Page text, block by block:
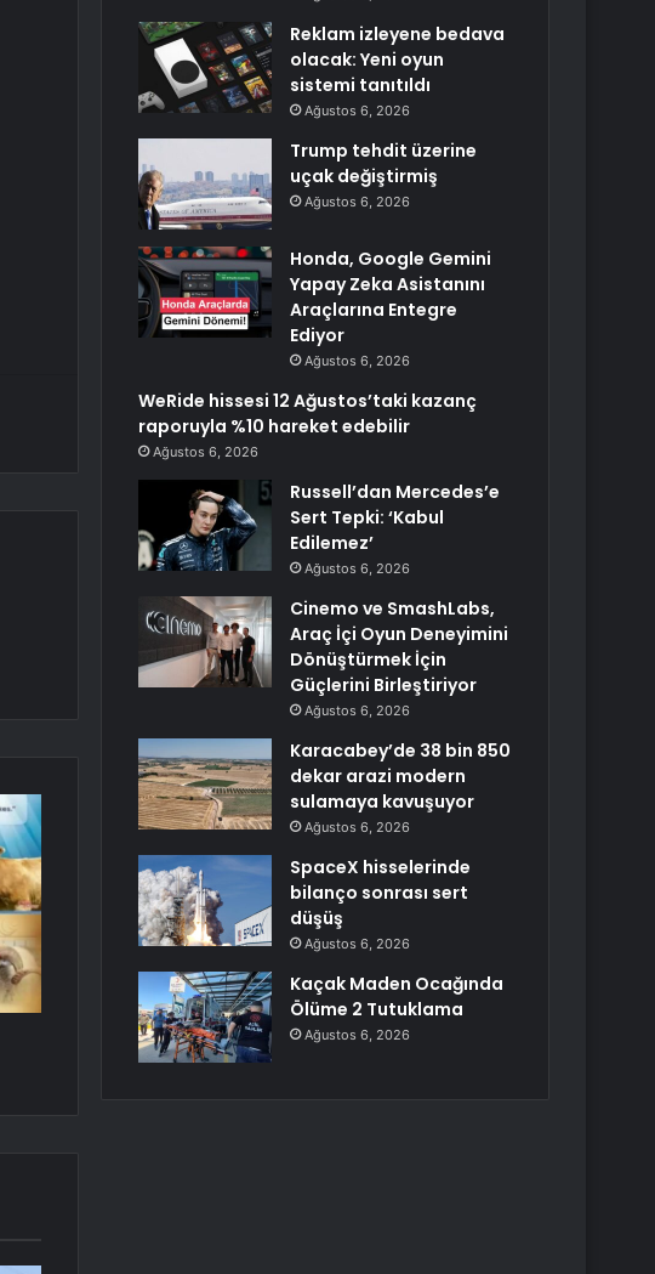
Reklam izleyene bedava
olacak: Yeni oyun
sistemi tanıtıldı
Ağustos 6, 2026
Trump tehdit üzerine
uçak değiştirmiş
Ağustos 6, 2026
Honda, Google Gemini
Yapay Zeka Asistanını
Araçlarına Entegre
Ediyor
Ağustos 6, 2026
WeRide hissesi 12 Ağustos’taki kazanç
raporuyla %10 hareket edebilir
Ağustos 6, 2026
Russell’dan Mercedes’e
Sert Tepki: ‘Kabul
Edilemez’
Ağustos 6, 2026
Cinemo ve SmashLabs,
Araç İçi Oyun Deneyimini
Dönüştürmek İçin
Güçlerini Birleştiriyor
Ağustos 6, 2026
Karacabey’de 38 bin 850
dekar arazi modern
sulamaya kavuşuyor
Ağustos 6, 2026
SpaceX hisselerinde
bilanço sonrası sert
düşüş
Ağustos 6, 2026
Kaçak Maden Ocağında
Ölüme 2 Tutuklama
Ağustos 6, 2026